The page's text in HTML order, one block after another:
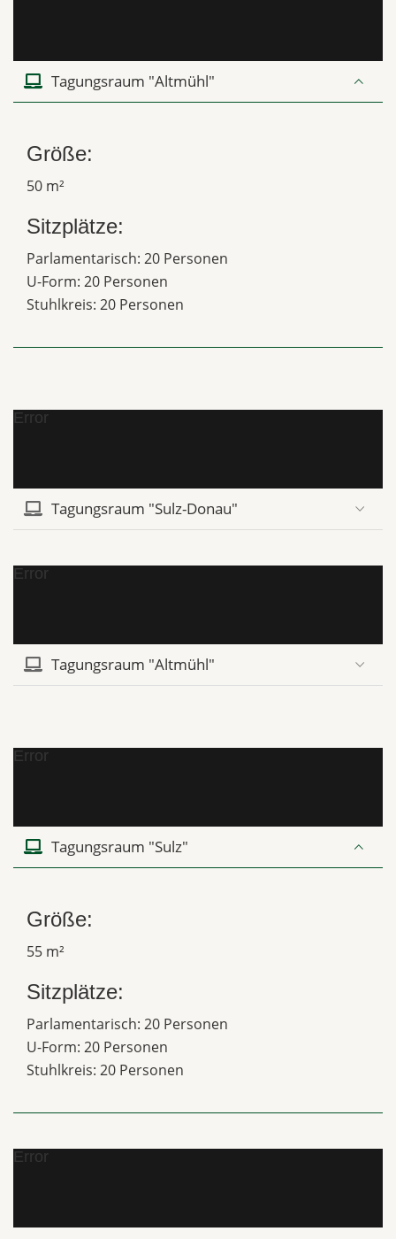
Tagungsraum "Altmühl"
Größe:
50 m²
Sitzplätze:
Parlamentarisch: 20 Personen
U-Form: 20 Personen
Stuhlkreis: 20 Personen
Error
Tagungsraum "Sulz-Donau"
Error
Tagungsraum "Altmühl"
Error
Tagungsraum "Sulz"
Größe:
55 m²
Sitzplätze:
Parlamentarisch: 20 Personen
U-Form: 20 Personen
Stuhlkreis: 20 Personen
Error